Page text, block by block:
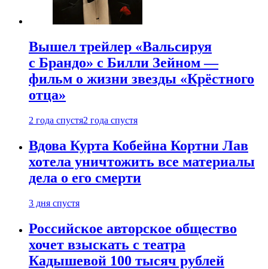
Вышел трейлер «Вальсируя
с Брандо» с Билли Зейном —
фильм о жизни звезды «Крёстного
отца»
2 года спустя2 года спустя
Вдова Курта Кобейна Кортни Лав
хотела уничтожить все материалы
дела о его смерти
3 дня спустя
Российское авторское общество
хочет взыскать с театра
Кадышевой 100 тысяч рублей